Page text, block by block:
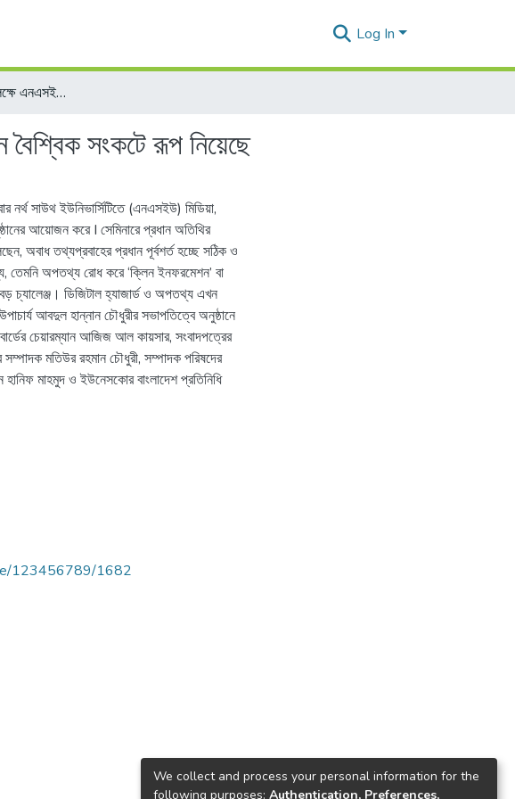
Log In
মুক্ত গণমাধম দিবস উপলক্ষে এনএসইউতে সেমিনার: অপতথ্য এখন বৈশ্বিক সংকটে রূপ নিয়েছে
সংকটে রূপ নিয়েছে
সাউথ ইউনিভার্সিটিতে (এনএসইউ) মিডিয়া,
আয়োজন করে I সেমিনারে প্রধান অতিথির
অবাধ তথ্যপ্রবাহের প্রধান পূর্বশর্ত হচ্ছে সঠিক ও
তেমনি অপতথ্য রোধ করে ‘ক্লিন ইনফরমেশন’ বা
চ্যালেঞ্জ। ডিজিটাল হ্যাজার্ড ও অপতথ্য এখন
আবদুল হান্নান চৌধুরীর সভাপতিত্বে অনুষ্ঠানে
চেয়ারম্যান আজিজ আল কায়সার, সংবাদপত্রের
মতিউর রহমান চৌধুরী, সম্পাদক পরিষদের
হানিফ মাহমুদ ও ইউনেসকোর বাংলাদেশ প্রতিনিধি
123456789/1682
We collect and process your personal information for the
following purposes: Authentication, Preferences,